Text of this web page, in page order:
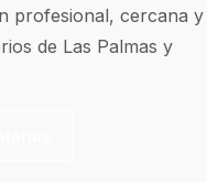
profesional, cercana y
de Las Palmas y